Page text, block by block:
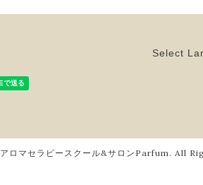
Select
アロマセラピースクール&サロンParfum . All